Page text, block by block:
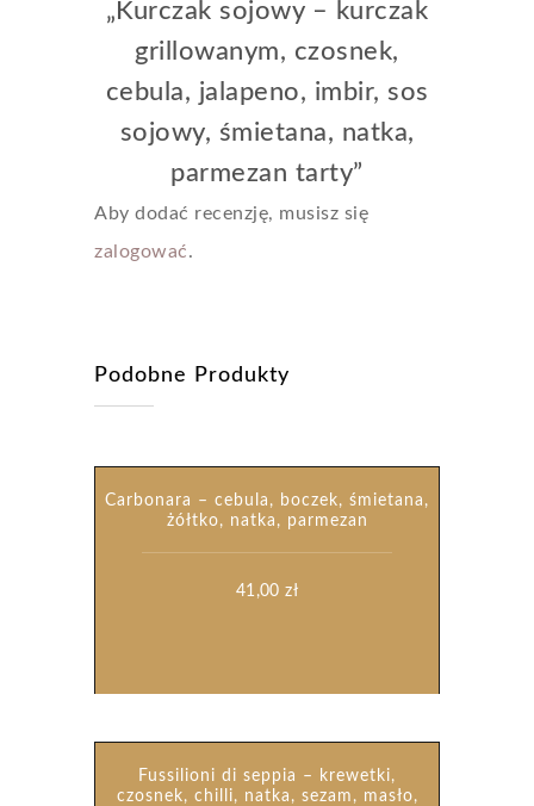
„Kurczak sojowy – kurczak
grillowanym, czosnek,
cebula, jalapeno, imbir, sos
sojowy, śmietana, natka,
parmezan tarty”
Aby dodać recenzję, musisz się
zalogować.
Podobne Produkty
Carbonara – cebula, boczek, śmietana,
żółtko, natka, parmezan
41,00zł
Fussilioni di seppia – krewetki,
czosnek, chilli, natka, sezam, masło,